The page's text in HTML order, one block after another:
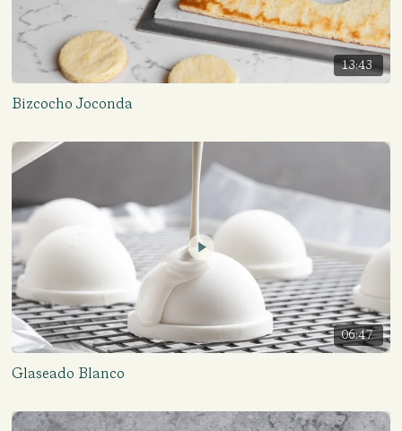
13:43
Bizcocho Joconda
06:47
Glaseado Blanco